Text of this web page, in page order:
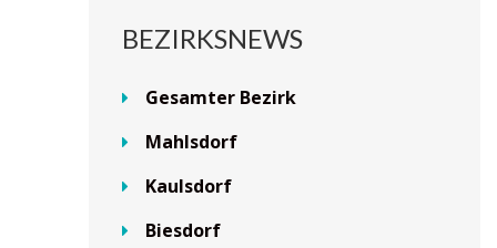
BEZIRKSNEWS
Gesamter Bezirk
Mahlsdorf
Kaulsdorf
Biesdorf